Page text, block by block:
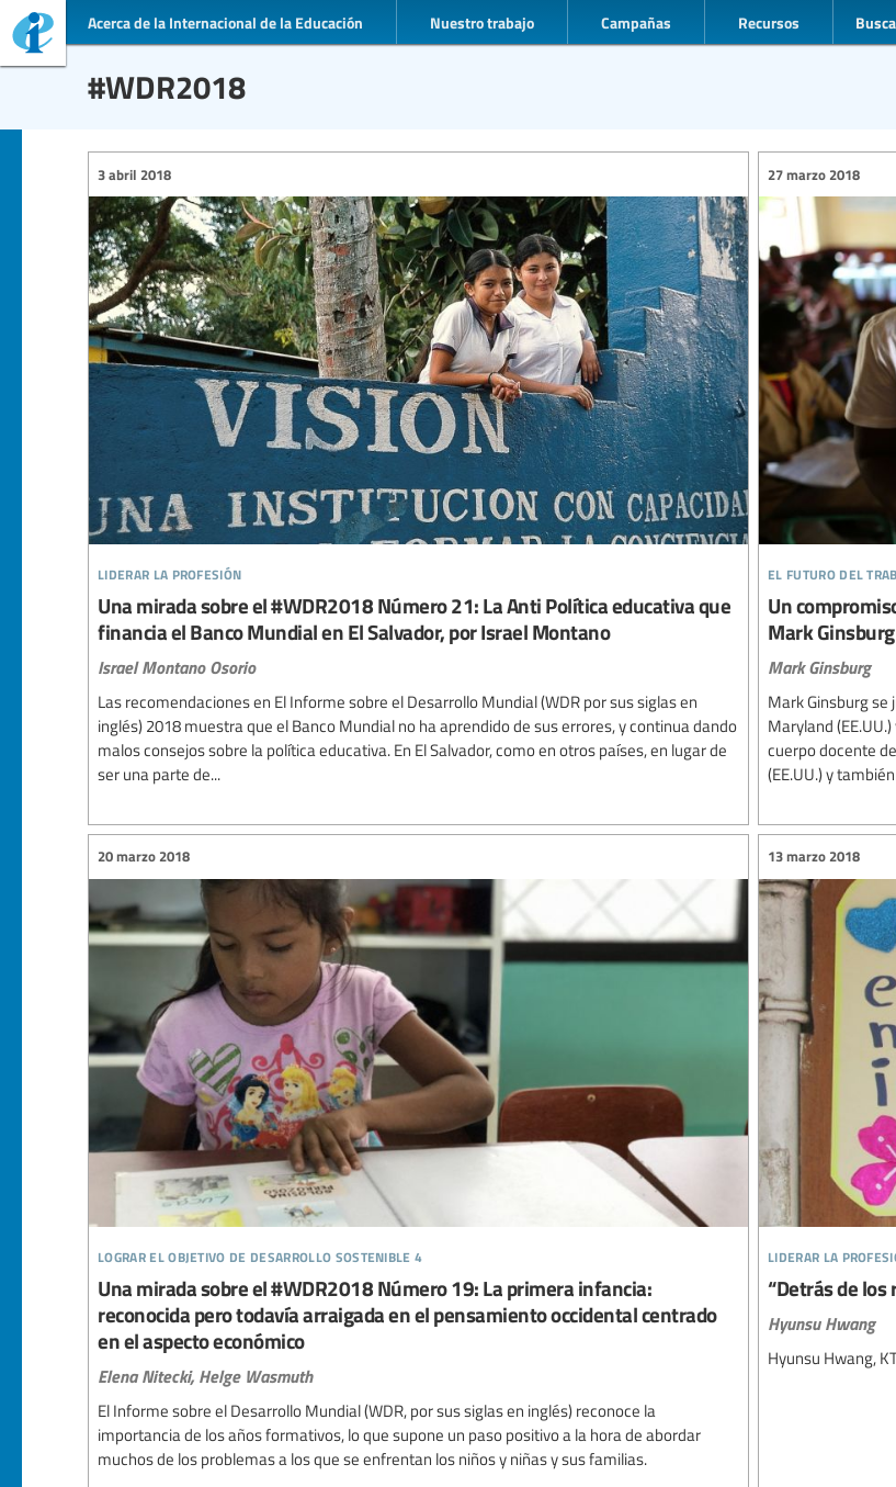
Acerca de la Internacional de la Educación Nuestro trabajo Campañas Recursos
#WDR2018
liderar la profesión
3 abril 2018
Una mirada sobre el #WDR2018 Número 21: La Anti Política educativa que
financia el Banco Mundial en El Salvador, por Israel Montano
Israel Montano Osorio
Las recomendaciones en El Informe sobre el Desarrollo Mundial (WDR por sus siglas en
inglés) 2018 muestra que el Banco Mundial no ha aprendido de sus errores, y continua dando
malos consejos sobre la política educativa. En El Salvador, como en otros países, en lugar de
ser una parte de...
el futuro del
27 marzo 2018
Un
Mark Ginsburg
Mark Ginsburg
Mark Ginsburg se
Maryland
cuerpo docente
(EE.UU.) y
lograr el objetivo de desarrollo sostenible 4
20 marzo 2018
Una mirada sobre el #WDR2018 Número 19: La primera infancia:
reconocida pero todavía arraigada en el pensamiento occidental centrado
en el aspecto económico
Elena Nitecki, Helge Wasmuth
El Informe sobre el Desarrollo Mundial (WDR, por sus siglas en inglés) reconoce la
importancia de los años formativos, lo que supone un paso positivo a la hora de abordar
muchos de los problemas a los que se enfrentan los niños y niñas y sus familias.
liderar la
13 marzo 2018
“Detrás de
Hyunsu Hwang
Hyunsu Hwang,